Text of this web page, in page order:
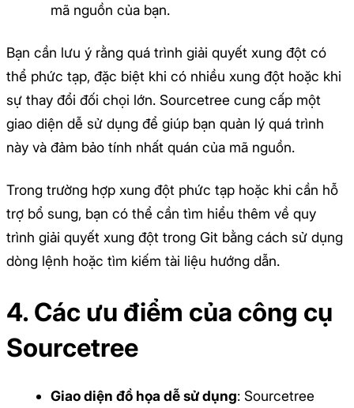
mã nguồn của bạn.
Bạn cần lưu ý rằng quá trình giải quyết xung đột có
thể phức tạp, đặc biệt khi có nhiều xung đột hoặc khi
sự thay đổi đối chọi lớn. Sourcetree cung cấp một
giao diện dễ sử dụng để giúp bạn quản lý quá trình
này và đảm bảo tính nhất quán của mã nguồn.
Trong trường hợp xung đột phức tạp hoặc khi cần hỗ
trợ bổ sung, bạn có thể cần tìm hiểu thêm về quy
trình giải quyết xung đột trong Git bằng cách sử dụng
dòng lệnh hoặc tìm kiếm tài liệu hướng dẫn.
4. Các ưu điểm của công cụ
Sourcetree
Giao diện đồ họa dễ sử dụng: Sourcetree